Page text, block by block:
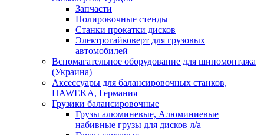
Запчасти
Полировочные стенды
Станки прокатки дисков
Электрогайковерт для грузовых
автомобилей
Вспомагательное оборудование для шиномонтажа
(Украина)
Аксессуары для балансировочных станков,
HAWEKA, Германия
Грузики балансировочные
Грузы алюминевые, Алюминиевые
набивные грузы для дисков л/а